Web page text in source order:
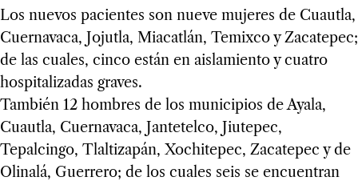
Los nuevos pacientes son nueve mujeres de Cuautla,
Cuernavaca, Jojutla, Miacatlán, Temixco y Zacatepec;
de las cuales, cinco están en aislamiento y cuatro
hospitalizadas graves.
También 12 hombres de los municipios de Ayala,
Cuautla, Cuernavaca, Jantetelco, Jiutepec,
Tepalcingo, Tlaltizapán, Xochitepec, Zacatepec y de
Olinalá, Guerrero; de los cuales seis se encuentran